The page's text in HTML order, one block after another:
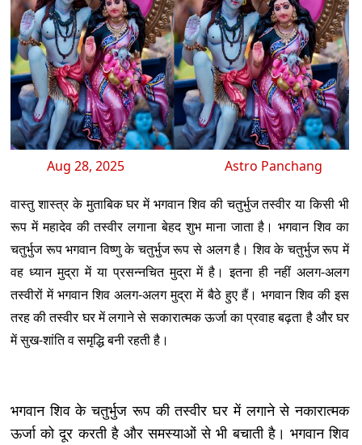
Aug 28, 2025 Astro Panchang
वास्तु शास्त्र के मुताबिक घर में भगवान शिव की चतुर्भुज तस्वीर या किसी भी
रूप में महादेव की तस्वीर लगाना बेहद शुभ माना जाता है। भगवान शिव का
चतुर्भुज रूप भगवान विष्णु के चतुर्भुज रूप से अलग है। शिव के चतुर्भुज रूप में
वह ध्यान मुद्रा में या प्रसन्नचित मुद्रा में है। इतना ही नहीं अलग-अलग
तस्वीरों में भगवान शिव अलग-अलग मुद्रा में बैठे हुए हैं। भगवान शिव की इस
तरह की तस्वीर घर में लगाने से सकारात्मक ऊर्जा का प्रवाह बढ़ता है और घर
में सुख-शांति व समृद्धि बनी रहती है।
भगवान शिव के चतुर्भुज रूप की तस्वीर घर में लगाने से नकारात्मक
ऊर्जा को दूर करती है और समस्याओं से भी बचाती है। भगवान शिव